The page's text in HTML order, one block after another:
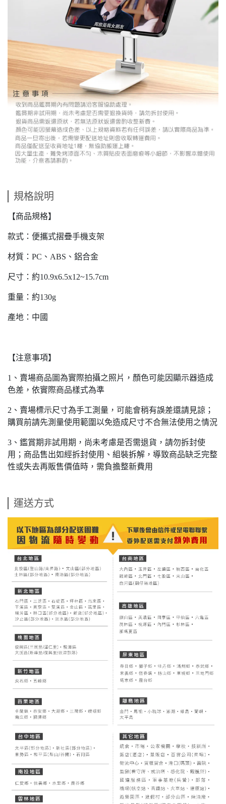
規格說明
【商品規格】
款式：便攜式摺疊手機支架
材質：PC、ABS、鋁合金
尺寸：約10.9x6.5x12~15.7cm
重量：約130g
產地：中國
【注意事項】
1、賣場商品圖為實際拍攝之照片，顏色可能因顯示器造成
色差，依實際商品樣式為準
2、賣場標示尺寸為手工測量，可能會稍有誤差還請見諒；
購買前請先測量使用範圍以免造成尺寸不合無法使用之情況
3、鑑賞期非試用期，尚未考慮是否需退貨，請勿拆封使
用；商品售出如經拆封使用、組裝拆解，導致商品缺乏完整
性或失去再販售價值時，需負擔整新費用
運送方式